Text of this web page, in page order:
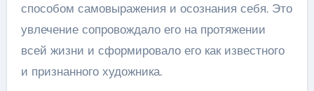
способом самовыражения и осознания себя. Это
увлечение сопровождало его на протяжении
всей жизни и сформировало его как известного
и признанного художника.